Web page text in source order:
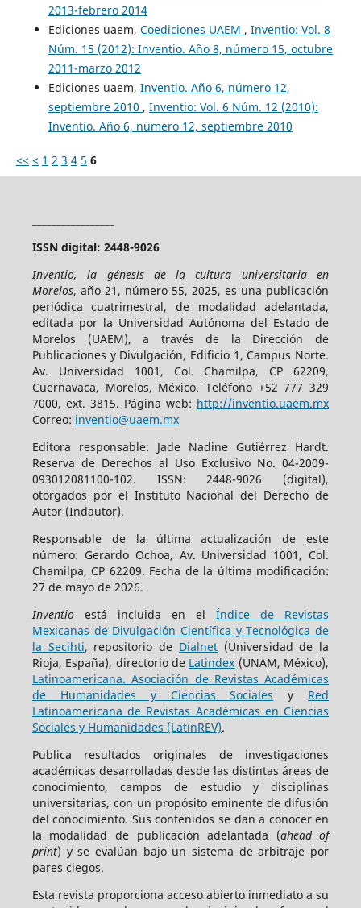
2013-febrero 2014
Ediciones uaem, Coediciones UAEM , Inventio: Vol. 8
Núm. 15 (2012): Inventio. Año 8, número 15, octubre
2011-marzo 2012
Ediciones uaem, Inventio. Año 6, número 12,
septiembre 2010 , Inventio: Vol. 6 Núm. 12 (2010):
Inventio. Año 6, número 12, septiembre 2010
<< < 1 2 3 4 5 6
ISSN digital: 2448-9026
Inventio, la génesis de la cultura universitaria en
Morelos, año 21, número 55, 2025, es una publicación
periódica cuatrimestral, de modalidad adelantada,
editada por la Universidad Autónoma del Estado de
Morelos (UAEM), a través de la Dirección de
Publicaciones y Divulgación, Edificio 1, Campus Norte.
Av. Universidad 1001, Col. Chamilpa, CP 62209,
Cuernavaca, Morelos, México. Teléfono +52 777 329
7000, ext. 3815. Página web: http://inventio.uaem.mx
Correo: inventio@uaem.mx
Editora responsable: Jade Nadine Gutiérrez Hardt.
Reserva de Derechos al Uso Exclusivo No. 04-2009-
093012081100-102. ISSN: 2448-9026 (digital),
otorgados por el Instituto Nacional del Derecho de
Autor (Indautor).
Responsable de la última actualización de este
número: Gerardo Ochoa, Av. Universidad 1001, Col.
Chamilpa, CP 62209. Fecha de la última modificación:
27 de mayo de 2026.
Inventioestá incluida en elÍndice de Revistas
Mexicanas de Divulgación Científica y Tecnológica de
la Secihti, repositorio de Dialnet(Universidad de la
Rioja, España), directorio de Latindex (UNAM, México),
Latinoamericana. Asociación de Revistas Académicas
de Humanidades y Ciencias Sociales y Red
Latinoamericana de Revistas Académicas en Ciencias
Sociales y Humanidades (LatinREV).
Publica resultados originales de investigaciones
académicas desarrolladas desde las distintas áreas de
conocimiento, campos de estudio y disciplinas
universitarias, con un propósito eminente de difusión
del conocimiento. Sus contenidos se dan a conocer en
la modalidad de publicación adelantada (ahead of
print) y se evalúan bajo un sistema de arbitraje por
pares ciegos.
Esta revista proporciona acceso abierto inmediato a su